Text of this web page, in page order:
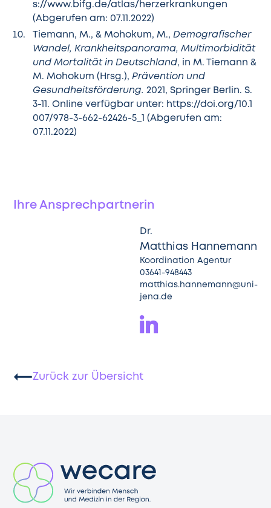
s://www.bifg.de/atlas/herzerkrankungen
(Abgerufen am: 07.11.2022)
Tiemann, M., & Mohokum, M., Demografischer
Wandel, Krankheitspanorama, Multimorbidität
und Mortalität in Deutschland, in M. Tiemann &
M. Mohokum (Hrsg.), Prävention und
Gesundheitsförderung. 2021, Springer Berlin. S.
3-11. Online verfügbar unter: https://doi.org/10.1
007/978-3-662-62426-5_1
(Abgerufen am:
07.11.2022)
Ihre Ansprechpartnerin
Dr.
Matthias Hannemann
Koordination Agentur
03641-948443
matthias.hannemann@uni-
jena.de
Zurück zur Übersicht